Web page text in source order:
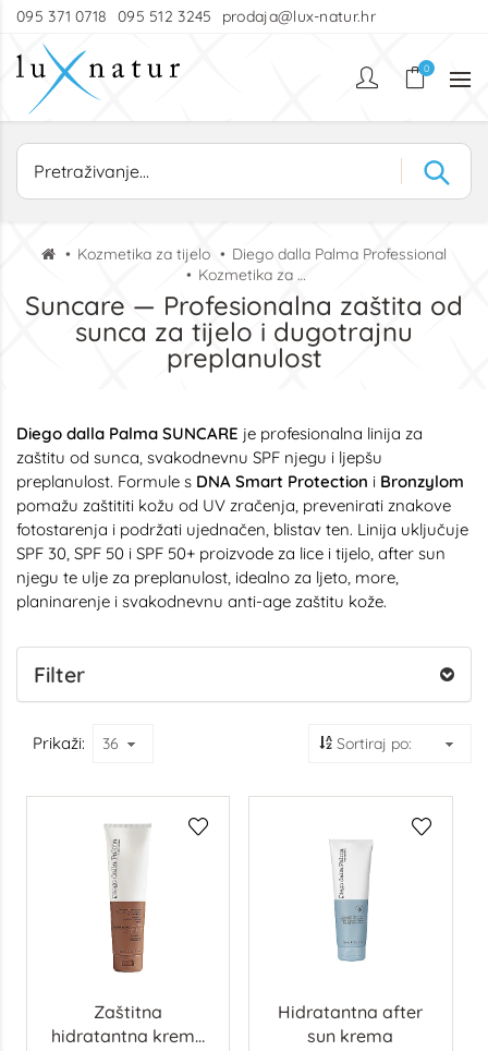
095 371 0718 095 512 3245 prodaja@lux-natur.hr
0
Kozmetika za tijelo
Diego dalla Palma Professional
Kozmetika za sunčanje
Suncare — Profesionalna zaštita od
sunca za tijelo i dugotrajnu
preplanulost
Diego dalla Palma SUNCARE je profesionalna linija za
zaštitu od sunca, svakodnevnu SPF njegu i ljepšu
preplanulost. Formule s DNA Smart Protection i Bronzylom
pomažu zaštititi kožu od UV zračenja, prevenirati znakove
fotostarenja i podržati ujednačen, blistav ten. Linija uključuje
SPF 30, SPF 50 i SPF 50+ proizvode za lice i tijelo, after sun
njegu te ulje za preplanulost, idealno za ljeto, more,
planinarenje i svakodnevnu anti-age zaštitu kože.
Filter
Prikaži:
Zaštitna
hidratantna krema
Hidratantna after
sun krema